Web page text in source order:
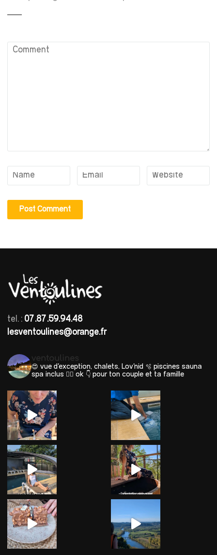
tel. : 07.87.59.94.48
lesventoulines@orange.fr
ventoulines
😍 vue d'exception, chalets, Lov'nid 🫧 piscines sauna
spa inclus 🐕‍🦺 ok 👇 pour ton couple et ta famille